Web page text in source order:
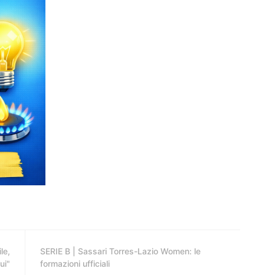
SERIE B | Sassari Torres-Lazio Women: le
formazioni ufficiali